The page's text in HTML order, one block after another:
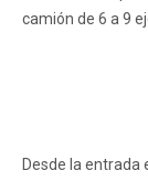
camión de 6 a 9
Desde la entrada